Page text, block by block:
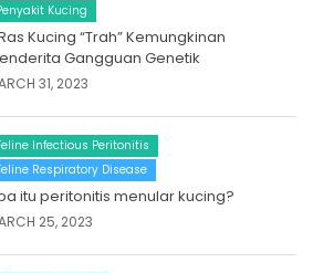
Kucing
Kucing “Trah” Kemungkinan
Gangguan Genetik
31, 2023
Infectious Peritonitis
Respiratory Disease
itu peritonitis menular kucing?
25, 2023